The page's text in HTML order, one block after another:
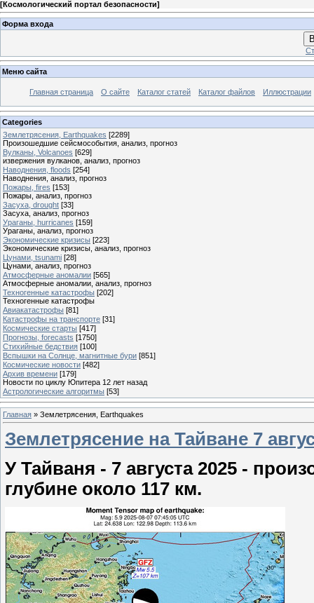
[Космологический портал безопасности]
Форма входа
Меню сайта
Главная страница О сайте Каталог статей Каталог файлов Иллюстрации
Categories
Землетрясения, Earthquakes [2289]
Произошедшие сейсмособытия, анализ, прогноз
Вулканы, Volcanoes [629]
извержения вулканов, анализ, прогноз
Наводнения, floods [254]
Наводнения, анализ, прогноз
Пожары, fires [153]
Пожары, анализ, прогноз
Засуха, drought [33]
Засуха, анализ, прогноз
Ураганы, hurricanes [159]
Ураганы, анализ, прогноз
Экономические кризисы [223]
Экономические кризисы, анализ, прогноз
Цунами, tsunami [28]
Цунами, анализ, прогноз
Атмосферные аномалии [565]
Атмосферные аномалии, анализ, прогноз
Техногенные катастрофы [202]
Техногенные катастрофы
Авиакатастрофы [81]
Катастрофы на транспорте [31]
Космические старты [417]
Прогнозы, forecasts [1750]
Стихийные бедствия [100]
Вспышки на Солнце, магнитные бури [851]
Космические новости [482]
Архив времени [179]
Новости по циклу Юпитера 12 лет назад
Астрологические алгоритмы [53]
Главная » Землетрясения, Earthquakes
Землетрясение на Тайване 7
У Тайваня - 7 августа 2025 -
глубине около 117 км.